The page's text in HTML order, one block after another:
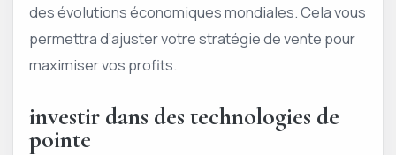
des évolutions économiques mondiales. Cela vous
permettra d’ajuster votre stratégie de vente pour
maximiser vos profits.
investir dans des technologies de
pointe